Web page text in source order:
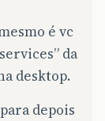
é vc
da
desktop.
depois